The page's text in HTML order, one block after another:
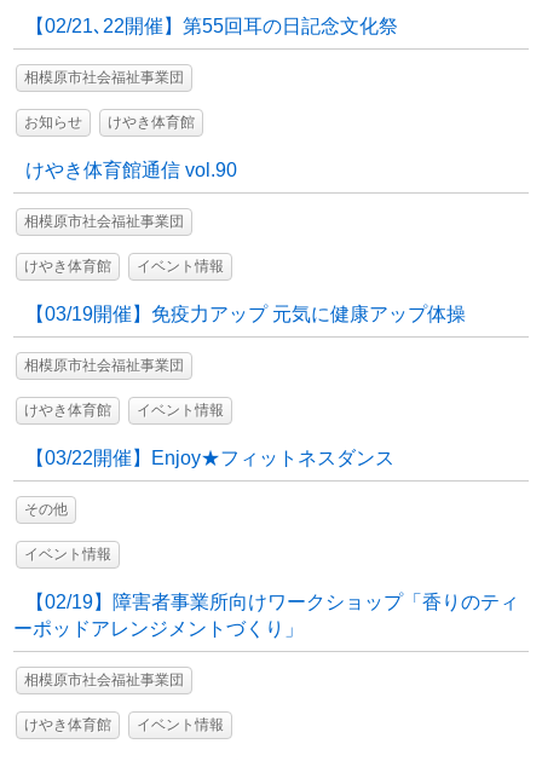
【02/21､22開催】第55回耳の日記念文化祭
相模原市社会福祉事業団
お知らせ けやき体育館
けやき体育館通信 vol.90
相模原市社会福祉事業団
けやき体育館 イベント情報
【03/19開催】免疫力アップ 元気に健康アップ体操
相模原市社会福祉事業団
けやき体育館 イベント情報
【03/22開催】Enjoy★フィットネスダンス
その他
イベント情報
【02/19】障害者事業所向けワークショップ「香りのティ
ーポッドアレンジメントづくり」
相模原市社会福祉事業団
けやき体育館 イベント情報